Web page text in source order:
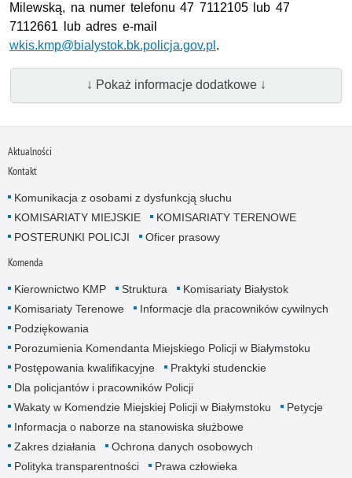
Milewską, na numer telefonu 47 7112105 lub 47
7112661 lub adres e-mail
wkis.kmp@bialystok.bk.policja.gov.pl .
↓ Pokaż informacje dodatkowe ↓
Aktualności
Kontakt
Komunikacja z osobami z dysfunkcją słuchu
KOMISARIATY MIEJSKIE
KOMISARIATY TERENOWE
POSTERUNKI POLICJI
Oficer prasowy
Komenda
Kierownictwo KMP Struktura
Komisariaty Białystok
Komisariaty Terenowe
Informacje dla pracowników cywilnych
Podziękowania
Porozumienia Komendanta Miejskiego Policji w Białymstoku
Postępowania kwalifikacyjne
Praktyki studenckie
Dla policjantów i pracowników Policji
Wakaty w Komendzie Miejskiej Policji w Białymstoku
Petycje
Informacja o naborze na stanowiska służbowe
Zakres działania
Ochrona danych osobowych
Polityka transparentności
Prawa człowieka